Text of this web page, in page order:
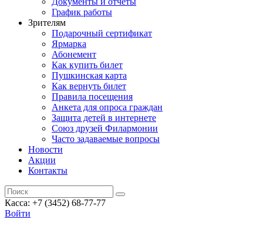
График работы
Зрителям
Подарочный сертификат
Ярмарка
Абонемент
Как купить билет
Пушкинская карта
Как вернуть билет
Правила посещения
Анкета для опроса граждан
Защита детей в интернете
Союз друзей Филармонии
Часто задаваемые вопросы
Новости
Акции
Контакты
Касса: +7 (3452) 68-77-77
Войти